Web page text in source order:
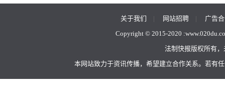
关于我们 | 网站招聘| 广告
Copyright © 2015-2020 :
法制快报版权所有
本网站致力于资讯传播，希望建立合作关系。若有